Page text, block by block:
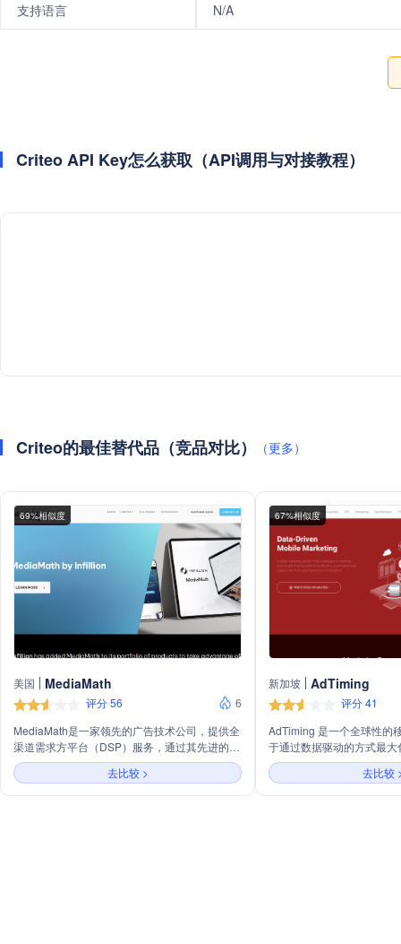
支持语言 N/A
Criteo API Key怎么获取（API调用与对接教程）
Criteo的最佳替代品（竞品对比） （更多）
69%相似度
美国 MediaMath
评分 56
6
MediaMath是一家领先的广告技术公司，提供全
渠道需求方平台（DSP）服务，通过其先进的程
序化购买技术和数据驱动的受众定位，帮助品牌
和代理商实现跨屏幕的一对一客户关系。公司还
强调其平台的灵活性和未来适应性，支持跨设备
去比较 >
67%相似度
新加坡 AdTiming
评分 41
AdTiming 是一个全球性的
于通过数据驱动的方式最
率。公司提供从广告到变
包括用户获取、广告变现
XTiming等解决方案。
去比较